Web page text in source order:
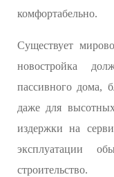
комфортабельно.
Существует
новостройка
пассивного дома,
даже для
издержки на
эксплуатации
строительство.